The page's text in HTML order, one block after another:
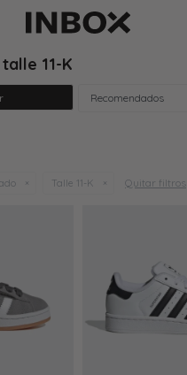
11-K
Recomendados
Talle 11-K Quitar filtros